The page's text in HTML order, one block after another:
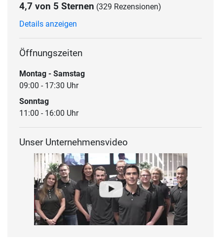
4,7 von 5 Sternen (329 Rezensionen)
Details anzeigen
Öffnungszeiten
Montag - Samstag
09:00 - 17:30 Uhr
Sonntag
11:00 - 16:00 Uhr
Unser Unternehmensvideo